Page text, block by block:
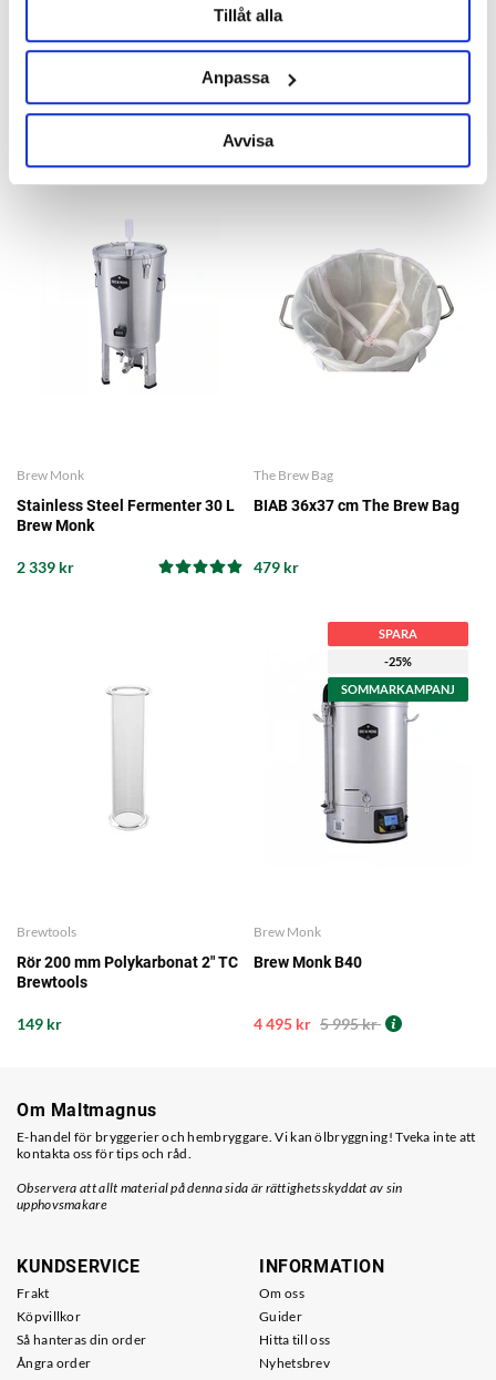
Tillåt alla
Anpassa
Avvisa
Sight Glass 2" TC Modern
1 399 kr
Lallemand
Verdant IPA Lalbrew
59 kr
Brew Monk
Stainless Steel Fermenter 30 L
Brew Monk
2 339 kr
The Brew Bag
BIAB 36x37 cm The Brew Bag
479 kr
Brewtools
Rör 200 mm Polykarbonat 2" TC
Brewtools
149 kr
SPARA
-25%
SOMMARKAMPANJ
Brew Monk
Brew Monk B40
4 495 kr 5 995 kr
Om Maltmagnus
E-handel för bryggerier och hembryggare. Vi kan ölbryggning! Tveka inte att
kontakta oss för tips och råd.
Observera att allt material på denna sida är rättighetsskyddat av sin
upphovsmakare
KUNDSERVICE
Frakt
Köpvillkor
Så hanteras din order
Ångra order
INFORMATION
Om oss
Guider
Hitta till oss
Nyhetsbrev